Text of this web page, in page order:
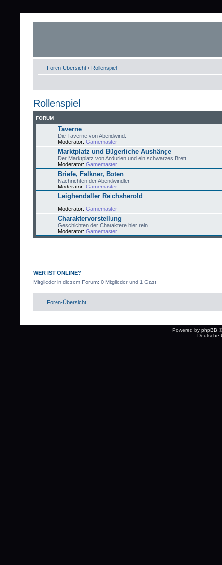
Foren-Übersicht ‹ Rollenspiel
Rollenspiel
FORUM
Taverne
Die Taverne von Abendwind.
Moderator: Gamemaster
Marktplatz und Bügerliche Aushänge
Der Marktplatz von Andurien und ein schwarzes Brett
Moderator: Gamemaster
Briefe, Falkner, Boten
Nachrichten der Abendwindler
Moderator: Gamemaster
Leighendaller Reichsherold
Moderator: Gamemaster
Charaktervorstellung
Geschichten der Charaktere hier rein.
Moderator: Gamemaster
WER IST ONLINE?
Mitglieder in diesem Forum: 0 Mitglieder und 1 Gast
Foren-Übersicht
Powered by phpBB
Deutsche